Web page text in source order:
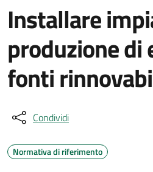
Installare
produzione di
fonti
Condividi
Normativa di riferimento